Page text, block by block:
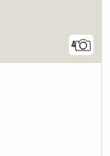
4